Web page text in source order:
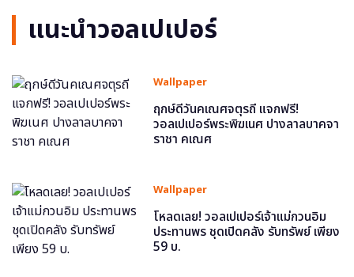
แนะนำวอลเปเปอร์
Wallpaper
ฤกษ์ดีวันคเณศจตุรถี แจกฟรี!
วอลเปเปอร์พระพิฆเนศ ปางลาลบาคจา
ราชา คเณศ
Wallpaper
โหลดเลย! วอลเปเปอร์เจ้าแม่กวนอิม
ประทานพร ชุดเปิดคลัง รับทรัพย์ เพียง
59 บ.